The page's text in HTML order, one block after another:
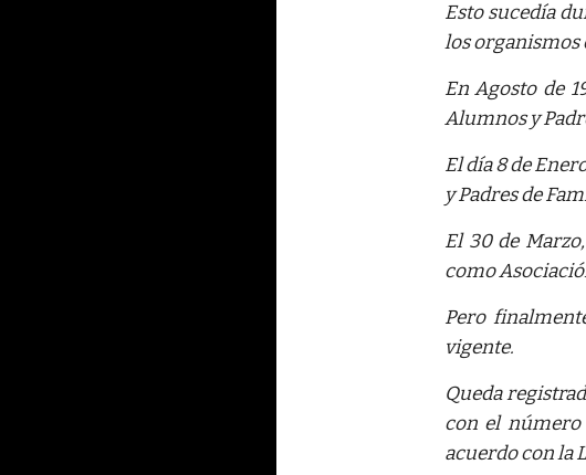
Esto sucedía
los organismos
En Agosto de
Alumnos y
El día 8 de
y Padres de
El 30 de
como
Pero
vigente.
Queda
con el número
acuerdo con la